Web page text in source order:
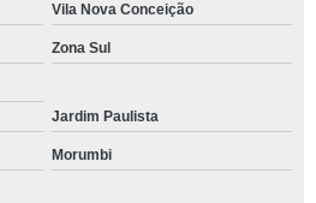
Vila Nova Conceição
Zona Sul
Jardim Paulista
Morumbi